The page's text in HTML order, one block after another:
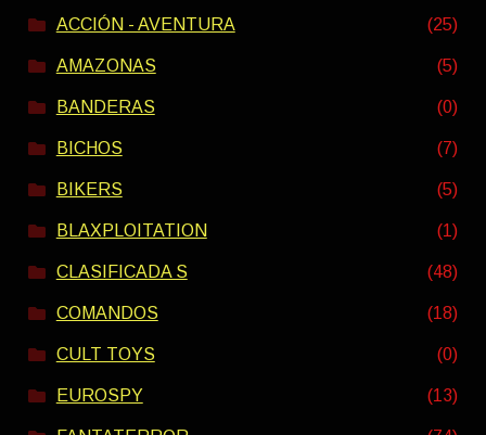
ACCIÓN - AVENTURA (25)
AMAZONAS (5)
BANDERAS (0)
BICHOS (7)
BIKERS (5)
BLAXPLOITATION (1)
CLASIFICADA S (48)
COMANDOS (18)
CULT TOYS (0)
EUROSPY (13)